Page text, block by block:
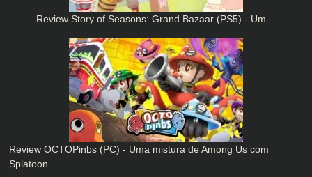
Review Story of Seasons: Grand Bazaar (PS5) - Um…
Review OCTOPinbs (PC) - Uma mistura de Among Us com
Splatoon